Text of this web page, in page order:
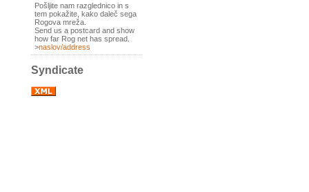
Pošljite nam razglednico in s
tem pokažite, kako daleč sega
Rogova mreža.
Send us a postcard and show
how far Rog net has spread.
>naslov/address
Syndicate